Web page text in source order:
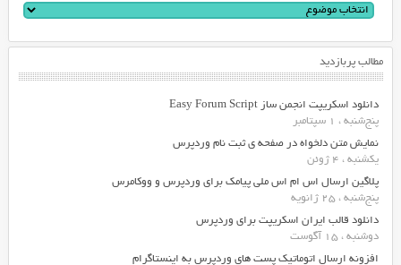
مطالب پربازدید
دانلود اسکریپت انجمن ساز Easy Forum Script
پنج‌شنبه ، 1 سپتامبر
نمایش متن دلخواه در صفحه ی ثبت نام وردپرس
یکشنبه ، 4 ژوئن
پلاگین ارسال اس ام اس ملی پیامک برای وردپرس و ووکامرس
پنج‌شنبه ، 25 ژانویه
دانلود قالب ایران اسکریپت برای وردپرس
دوشنبه ، 15 آگوست
افزونه ارسال اتوماتیک پست های وردپرس به اینستاگرام